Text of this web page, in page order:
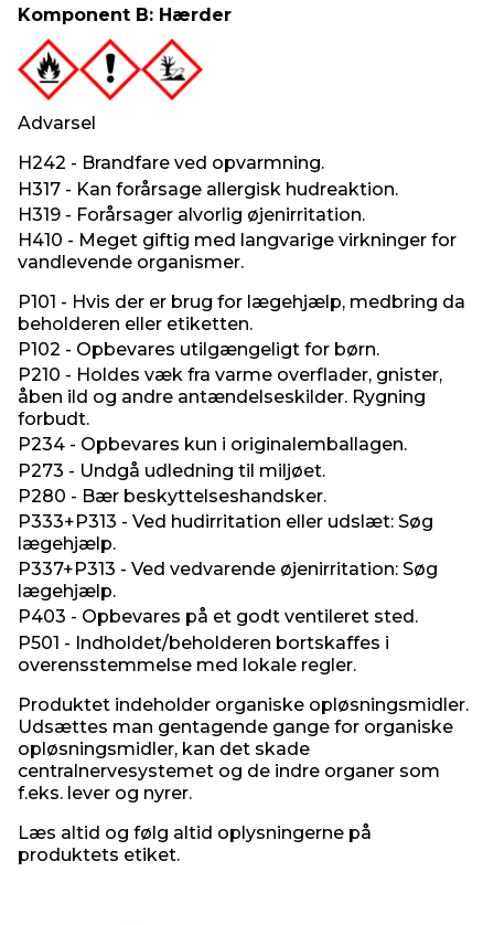
Komponent B: Hærder
Advarsel
H242 - Brandfare ved opvarmning.
H317 - Kan forårsage allergisk hudreaktion.
H319 - Forårsager alvorlig øjenirritation.
H410 - Meget giftig med langvarige virkninger for
vandlevende organismer.
P101 - Hvis der er brug for lægehjælp, medbring da
beholderen eller etiketten.
P102 - Opbevares utilgængeligt for børn.
P210 - Holdes væk fra varme overflader, gnister,
åben ild og andre antændelseskilder. Rygning
forbudt.
P234 - Opbevares kun i originalemballagen.
P273 - Undgå udledning til miljøet.
P280 - Bær beskyttelseshandsker.
P333+P313 - Ved hudirritation eller udslæt: Søg
lægehjælp.
P337+P313 - Ved vedvarende øjenirritation: Søg
lægehjælp.
P403 - Opbevares på et godt ventileret sted.
P501 - Indholdet/beholderen bortskaffes i
overensstemmelse med lokale regler.
Produktet indeholder organiske opløsningsmidler.
Udsættes man gentagende gange for organiske
opløsningsmidler, kan det skade
centralnervesystemet og de indre organer som
f.eks. lever og nyrer.
Læs altid og følg altid oplysningerne på
produktets etiket.